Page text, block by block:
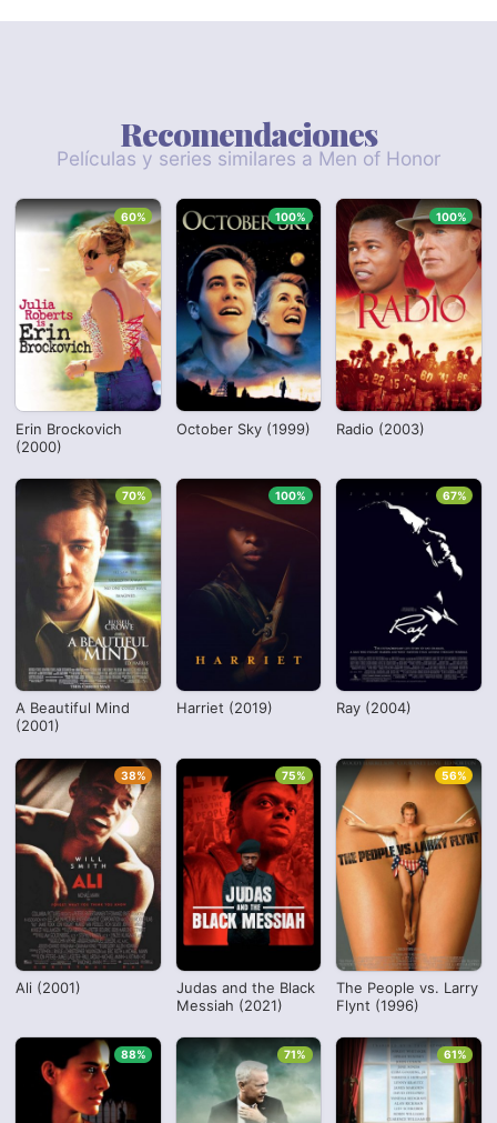
Recomendaciones
Películas y series similares a Men of Honor
Erin Brockovich
(2000)
60%
October Sky (1999)
100%
Radio (2003)
100%
A Beautiful Mind
(2001)
70%
Harriet (2019)
100%
Ray (2004)
67%
Ali (2001)
38%
Judas and the Black
Messiah (2021)
75%
The People vs. Larry
Flynt (1996)
56%
88% 71% 61%